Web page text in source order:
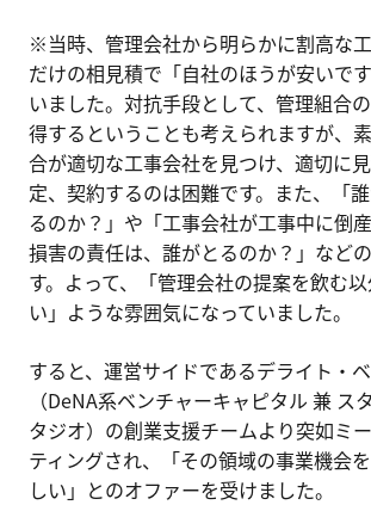
※当時、管理会社から明らかに割高な
だけの相見積で「自社のほうが安いで
いました。対抗手段として、管理組合
得するということも考えられますが、
合が適切な工事会社を見つけ、適切に
定、契約するのは困難です。また、「
るのか？」や「工事会社が工事中に倒
損害の責任は、誰がとるのか？」など
す。よって、「管理会社の提案を飲む
い」ような雰囲気になっていました。
すると、運営サイドであるデライト・
（DeNA系ベンチャーキャピタル 兼 ス
タジオ）の創業支援チームより突如ミ
ティングされ、「その領域の事業機会
しい」とのオファーを受けました。